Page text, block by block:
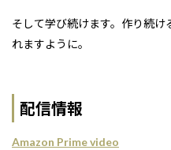
そして学び続けます。作り続け
れますように。
配信情報
Amazon Prime video